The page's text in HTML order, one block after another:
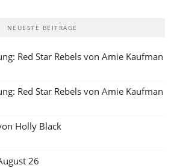
NEUESTE BEITRÄGE
Red Star Rebels von Amie Kaufman
Red Star Rebels von Amie Kaufman
Holly Black
26